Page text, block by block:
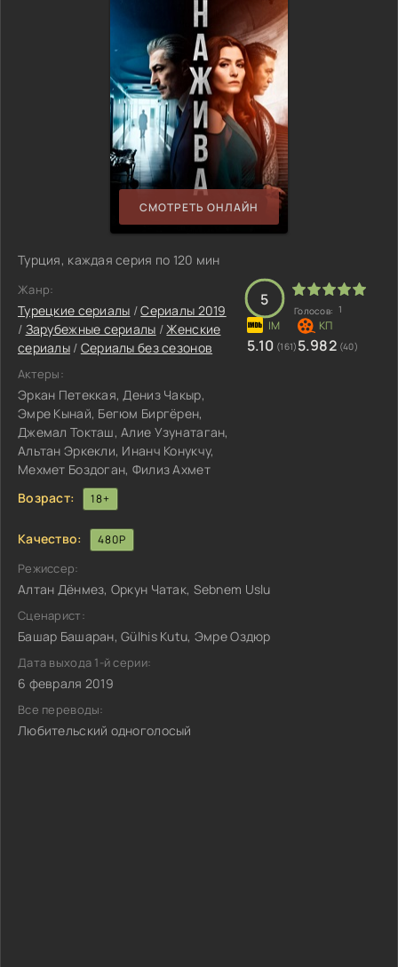
СМОТРЕТЬ ОНЛАЙН
Турция, каждая серия по 120 мин
Жанр:
Турецкие сериалы /Сериалы 2019
/ Зарубежные сериалы /Женские
сериалы/ Сериалы без сезонов
Актеры:
Эркан Петеккая, Дениз Чакыр,
Эмре Кынай, Бегюм Биргёрен,
Джемал Токташ, Алие Узунатаган,
Альтан Эркекли, Инанч Конукчу,
Мехмет Боздоган, Филиз Ахмет
Возраст:
18+
5
Голосов: 1
5.10 (161) 5.982 (40)
Качество: 480P
Режиссер:
Алтан Дёнмез, Оркун Чатак, Sebnem Uslu
Сценарист:
Башар Башаран, Gülhis Kutu, Эмре Оздюр
Дата выхода 1-й серии:
6 февраля 2019
Все переводы:
Любительский одноголосый